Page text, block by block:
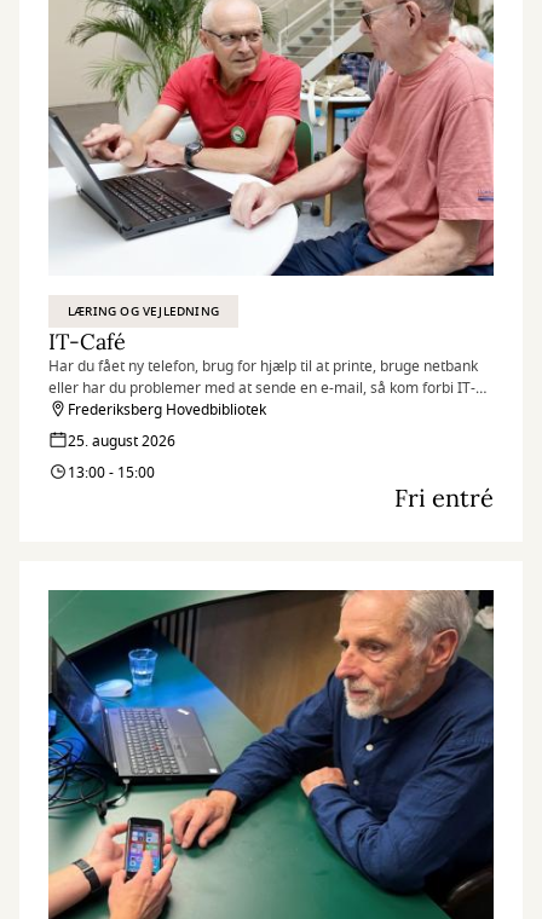
LÆRING OG VEJLEDNING
IT-Café
Har du fået ny telefon, brug for hjælp til at printe, bruge netbank
eller har du problemer med at sende en e-mail, så kom forbi IT-
caféen.
Hver tirsdag og torsdag byder en fast gruppe IT-kyndige frivillige
dig velkommen med en kop kaffe og hjælp til det, du har brug for.
Frederiksberg Hovedbibliotek
25. august 2026
13:00 - 15:00
Fri entré